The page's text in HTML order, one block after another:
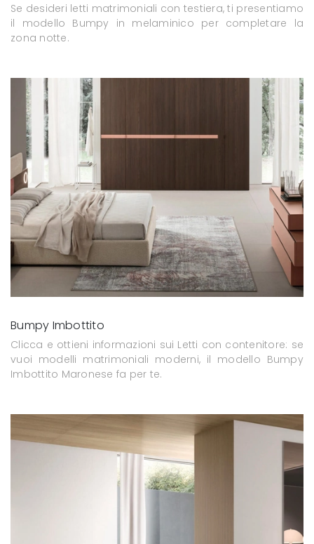
Se desideri letti matrimoniali con testiera, ti presentiamo
il modello Bumpy in melaminico per completare la
zona notte.
Bumpy Imbottito
Clicca e ottieni informazioni sui Letti con contenitore: se
vuoi modelli matrimoniali moderni, il modello Bumpy
Imbottito Maronese fa per te.